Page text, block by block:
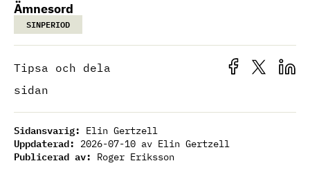
Ämnesord
SINPERIOD
Tipsa och dela
sidan
Sidansvarig: Elin Gertzell
Uppdaterad: 2026-07-10 av Elin Gertzell
Publicerad av: Roger Eriksson